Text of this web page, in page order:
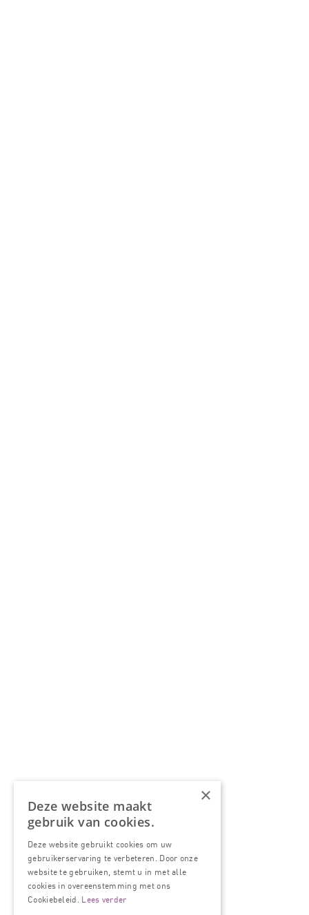
×
Deze website maakt
gebruik van cookies.
Deze website gebruikt cookies om uw
gebruikerservaring te verbeteren. Door onze
website te gebruiken, stemt u in met alle
cookies in overeenstemming met ons
Cookiebeleid. Lees verder